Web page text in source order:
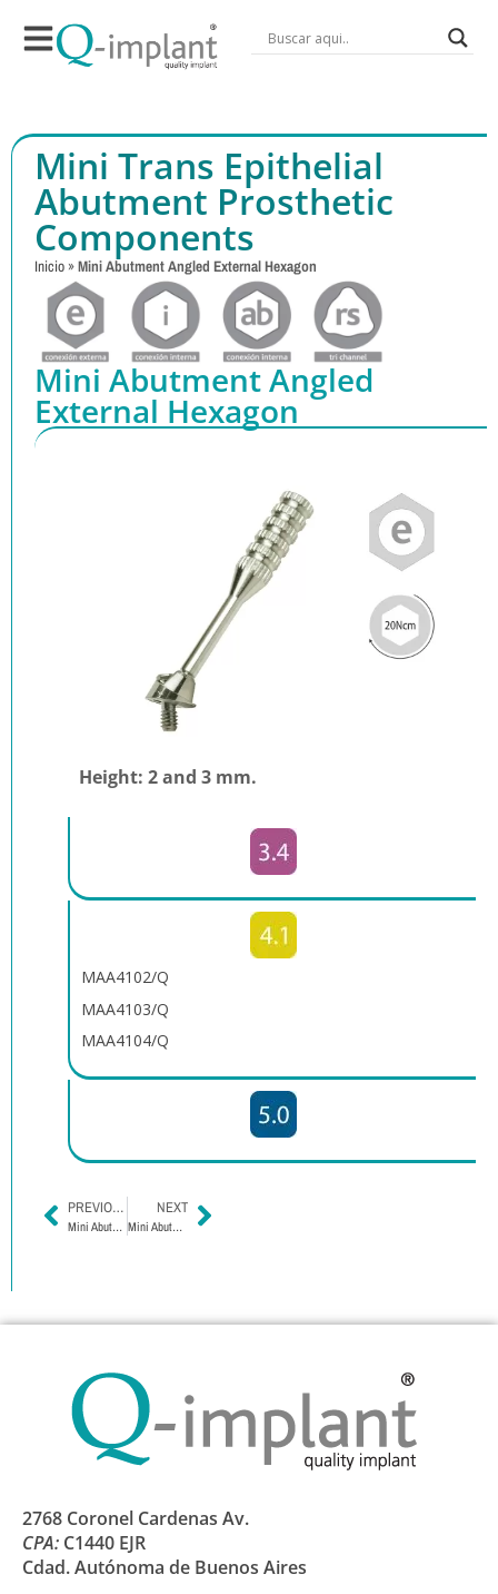
Mini Trans Epithelial
Abutment Prosthetic
Components
Inicio »Mini Abutment Angled External Hexagon
Mini Abutment Angled
External Hexagon
Height: 2 and 3 mm.
MAA4102/Q
MAA4103/Q
MAA4104/Q
PREVIOUS
Mini Abutment External Hexagon
NEXT
Mini Abutment Straight Internal Hexagon
2768 Coronel Cardenas Av.
CPA: C1440 EJR
Cdad. Autónoma de Buenos Aires